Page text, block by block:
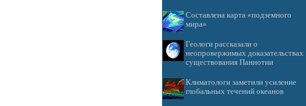
Составлена карта «подземного
мира»
Геологи рассказали о
неопровержимых доказательствах
существования Паннотии
Климатологи заметили усиление
глобальных течений океанов